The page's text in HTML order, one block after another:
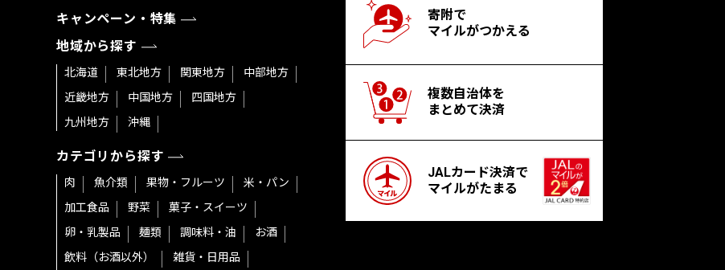
キャンペーン・特集
地域から探す
北海道 東北地方 関東地方
中部地方
近畿地方
中国地方
四国地方
九州地方
沖縄
カテゴリから探す
肉 魚介類 果物・フルーツ
米・パン
加工食品
野菜
菓子・スイーツ
卵・乳製品
麺類 調味料・油
お酒
飲料（お酒以外）
雑貨・日用品
寄附で
マイルがつかえる
複数自治体を
まとめて決済
JALカード決済で
マイルがたまる